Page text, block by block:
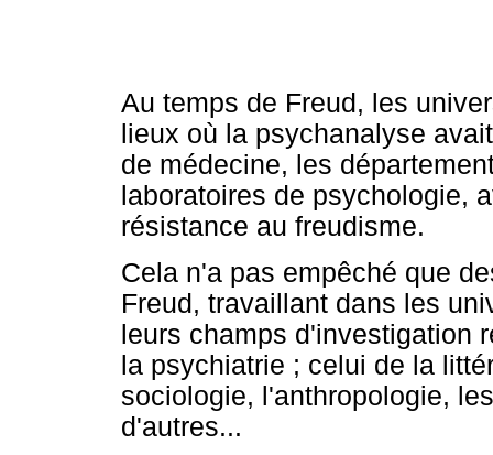
Au temps de Freud, les
lieux où la psychanalyse
de médecine, les
laboratoires de psychologie,
résistance au freudisme.
Cela n'a pas empêché que
Freud, travaillant dans les
leurs champs d'investigation
la psychiatrie ; celui de la
sociologie, l'anthropologie,
d'autres...